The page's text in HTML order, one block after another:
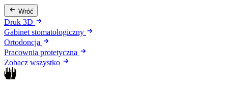
Wróć
Druk 3D
Gabinet stomatologiczny
Ortodoncja
Pracownia protetyczna
Zobacz wszystko